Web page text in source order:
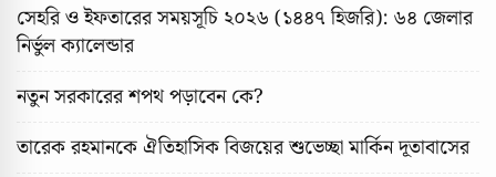
সেহরি ও ইফতারের সময়সূচি ২০২৬ (১৪৪৭ হিজরি): ৬৪ জেলার
নির্ভুল ক্যালেন্ডার
নতুন সরকারের শপথ পড়াবেন কে?
তারেক রহমানকে ঐতিহাসিক বিজয়ের শুভেচ্ছা মার্কিন দূতাবাসের